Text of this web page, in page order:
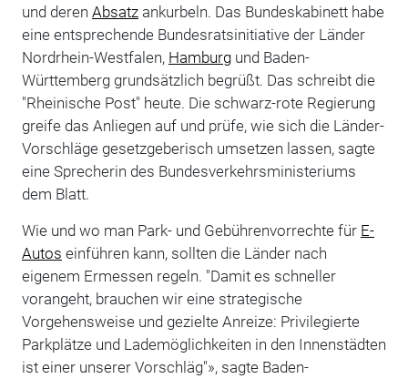
und deren Absatzankurbeln. Das Bundeskabinett habe
eine entsprechende Bundesratsinitiative der Länder
Nordrhein-Westfalen, Hamburgund Baden-
Württemberg grundsätzlich begrüßt. Das schreibt die
"Rheinische Post" heute. Die schwarz-rote Regierung
greife das Anliegen auf und prüfe, wie sich die Länder-
Vorschläge gesetzgeberisch umsetzen lassen, sagte
eine Sprecherin des Bundesverkehrsministeriums
dem Blatt.
Wie und wo man Park- und Gebührenvorrechte für E-
Autos einführen kann, sollten die Länder nach
eigenem Ermessen regeln. "Damit es schneller
vorangeht, brauchen wir eine strategische
Vorgehensweise und gezielte Anreize: Privilegierte
Parkplätze und Lademöglichkeiten in den Innenstädten
ist einer unserer Vorschläg"», sagte Baden-